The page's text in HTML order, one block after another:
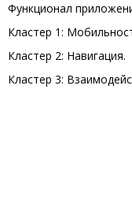
Функционал
Кластер 1:
Кластер 2: Навигация.
Кластер 3: